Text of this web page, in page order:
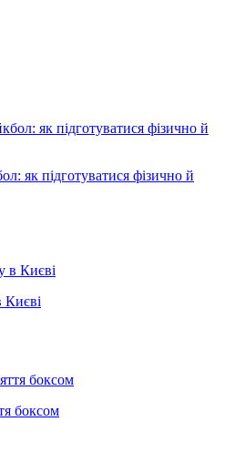
як підготуватися фізично й
Києві
боксом